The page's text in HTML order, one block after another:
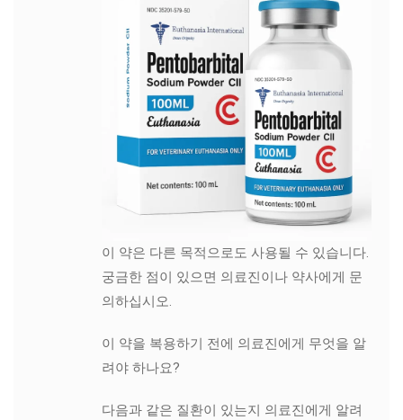
이 약은 다른 목적으로도 사용될 수 있습니다.
궁금한 점이 있으면 의료진이나 약사에게 문
의하십시오.
이 약을 복용하기 전에 의료진에게 무엇을 알
려야 하나요?
다음과 같은 질환이 있는지 의료진에게 알려